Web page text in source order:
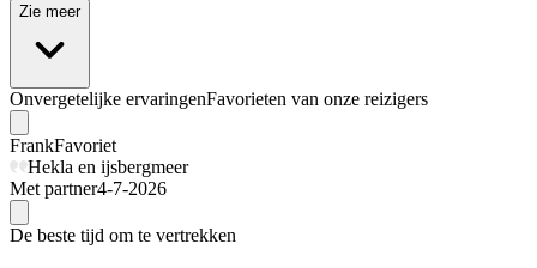
Zie meer
Onvergetelijke ervaringenFavorieten van onze reizigers
FrankFavoriet
Hekla en ijsbergmeer
Met partner4-7-2026
De beste tijd om te vertrekken